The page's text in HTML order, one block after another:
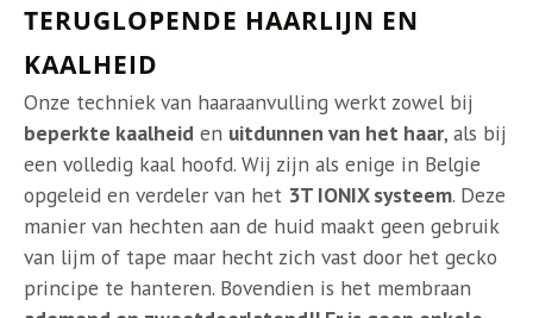
TERUGLOPENDE HAARLIJN EN
KAALHEID
Onze techniek van haaraanvulling werkt zowel bij
beperkte kaalheid en uitdunnen van het haar, als bij
een volledig kaal hoofd. Wij zijn als enige in Belgie
opgeleid en verdeler van het 3T IONIX systeem. Deze
manier van hechten aan de huid maakt geen gebruik
van lijm of tape maar hecht zich vast door het gecko
principe te hanteren. Bovendien is het membraan